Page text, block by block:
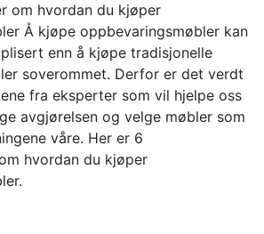
om hvordan du kjøper
Å kjøpe oppbevaringsmøbler kan
enn å kjøpe tradisjonelle
soverommet. Derfor er det verdt
fra eksperter som vil hjelpe oss
avgjørelsen og velge møbler som
våre. Her er 6
hvordan du kjøper